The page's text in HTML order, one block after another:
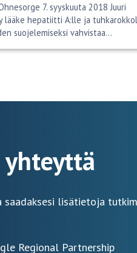
7. syyskuuta 2018 Juuri
lääke hepatiitti A:lle ja
suojelemiseksi vahvistaa…
saadaksesi lisätietoja
Regional Partnership